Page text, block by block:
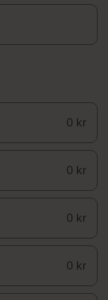
0 kr
0 kr
0 kr
0 kr